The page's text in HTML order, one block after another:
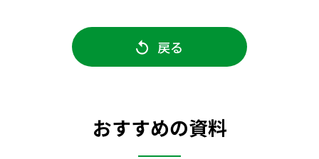
戻る
おすすめの資料